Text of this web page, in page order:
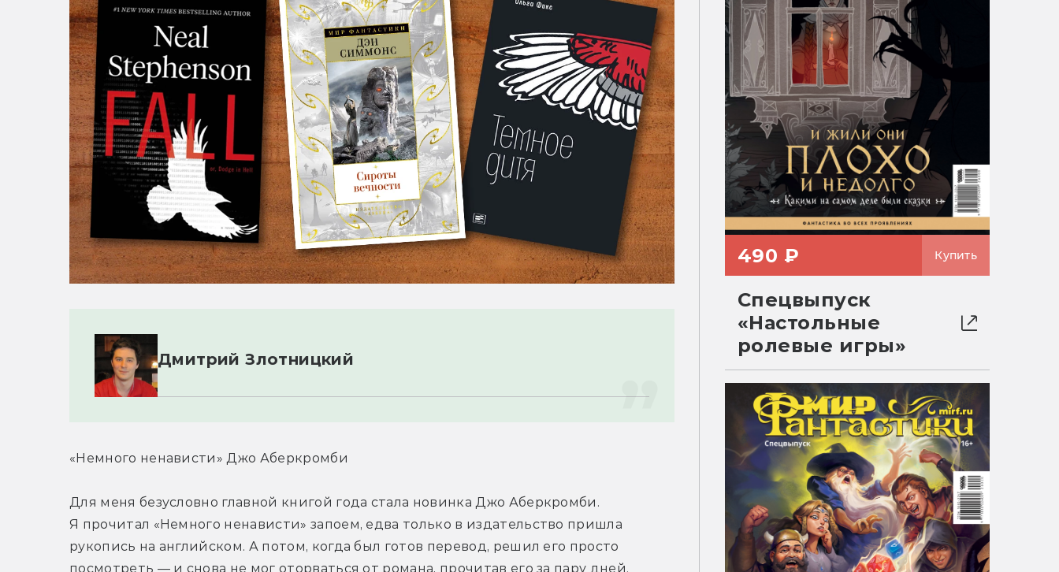
Дмитрий Злотницкий
«Немного ненависти» Джо Аберкромби
Для меня безусловно главной книгой года стала новинка Джо Аберкромби.
Я прочитал «Немного ненависти» запоем, едва только в издательство пришла
рукопись на английском. А потом, когда был готов перевод, решил его просто
посмотреть — и снова не мог оторваться от романа, прочитав его за пару дней.
490 ₽ Купить
Спецвыпуск
«Настольные
ролевые игры»